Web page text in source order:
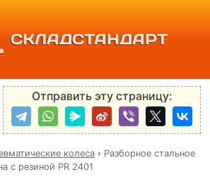
СКЛАДСТАНДАРТ
Отправить эту страницу:
колеса› Разборное стальное
с резиной PR 2401